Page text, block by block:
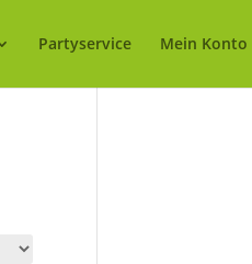
Partyservice Mein Konto